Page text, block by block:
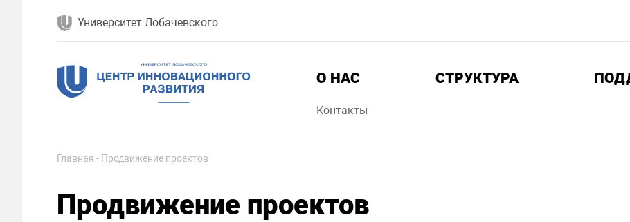
Университет Лобачевского
О НАС СТРУКТУРА
Контакты
Главная - Продвижение проектов
Продвижение проектов